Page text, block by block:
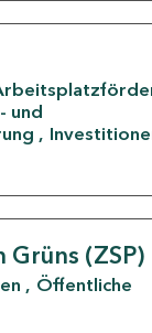
und
(ZSP)
Öffentliche